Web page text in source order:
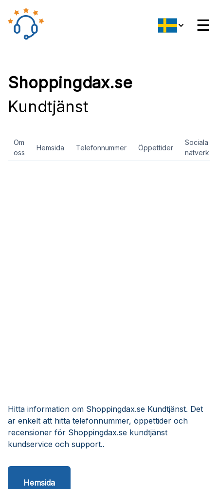
☰
Shoppingdax.se
Kundtjänst
Om
oss
Hemsida Telefonnummer Öppettider
Sociala
nätverk
Hitta information om Shoppingdax.se Kundtjänst. Det
är enkelt att hitta telefonnummer, öppettider och
recensioner för Shoppingdax.se kundtjänst
kundservice och support..
Hemsida